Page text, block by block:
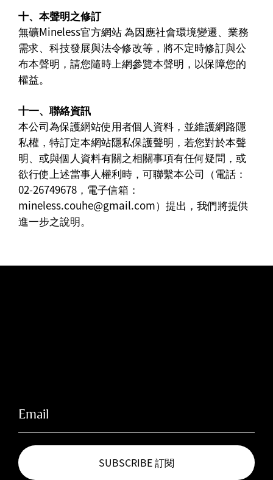
十、本聲明之修訂
無礦Mineless官方網站 為因應社會環境變遷、業務
需求、科技發展與法令修改等，將不定時修訂與公
布本聲明，請您隨時上網參覽本聲明，以保障您的
權益。
十一、聯絡資訊
本公司為保護網站使用者個人資料，並維護網路隱
私權，特訂定本網站隱私保護聲明，若您對於本聲
明、或與個人資料有關之相關事項有任何疑問，或
欲行使上述當事人權利時，可聯繫本公司（電話：
02-26749678，電子信箱：
mineless.couhe@gmail.com）提出，我們將提供
進一步之說明。
SUBSCRIBE 訂閱